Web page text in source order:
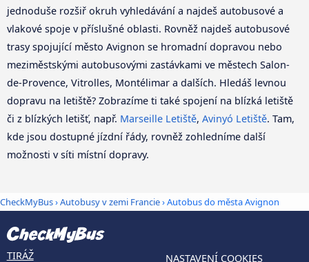
jednoduše rozšiř okruh vyhledávání a najdeš autobusové a
vlakové spoje v příslušné oblasti. Rovněž najdeš autobusové
trasy spojující město Avignon se hromadní dopravou nebo
meziměstskými autobusovými zastávkami ve městech Salon-
de-Provence, Vitrolles, Montélimar a dalších. Hledáš levnou
dopravu na letiště? Zobrazíme ti také spojení na blízká letiště
či z blízkých letišť, např. Marseille Letiště, Avinyó Letiště. Tam,
kde jsou dostupné jízdní řády, rovněž zohledníme další
možnosti v síti místní dopravy.
CheckMyBus›Autobusy v zemi Francie› Autobus do města Avignon
TIRÁŽ NASTAVENÍ COOKIES